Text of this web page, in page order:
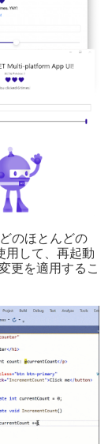
のほとんどの
用して、再起動
更を適用するこ